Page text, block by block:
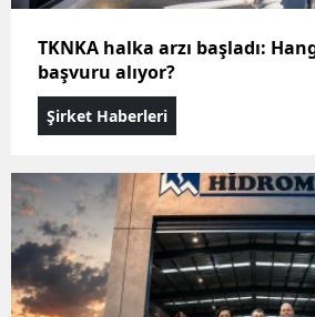
TKNKA halka arzı başladı:
başvuru alıyor?
Şirket Haberleri